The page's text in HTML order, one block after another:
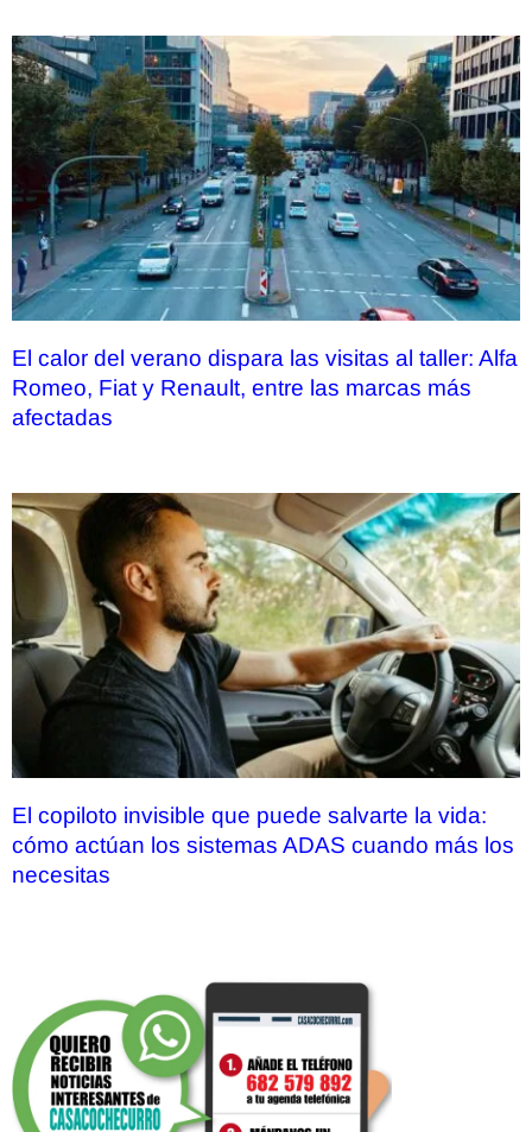
El calor del verano dispara las visitas al taller: Alfa
Romeo, Fiat y Renault, entre las marcas más
afectadas
El copiloto invisible que puede salvarte la vida:
cómo actúan los sistemas ADAS cuando más los
necesitas